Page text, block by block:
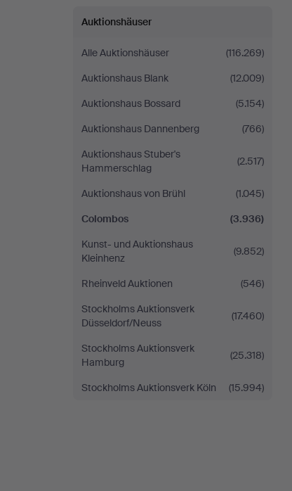
Auktionshäuser
Alle Auktionshäuser
(116.269)
Auktionshaus Blank
(12.009)
Auktionshaus Bossard
(5.154)
Auktionshaus Dannenberg
(766)
Auktionshaus Stuber's
Hammerschlag
(2.517)
Auktionshaus von Brühl
(1.045)
Colombos
(3.936)
Kunst- und Auktionshaus
Kleinhenz
(9.852)
Rheinveld Auktionen
(546)
Stockholms Auktionsverk
Düsseldorf/Neuss
(17.460)
Stockholms Auktionsverk
Hamburg
(25.318)
Stockholms Auktionsverk Köln (15.994)